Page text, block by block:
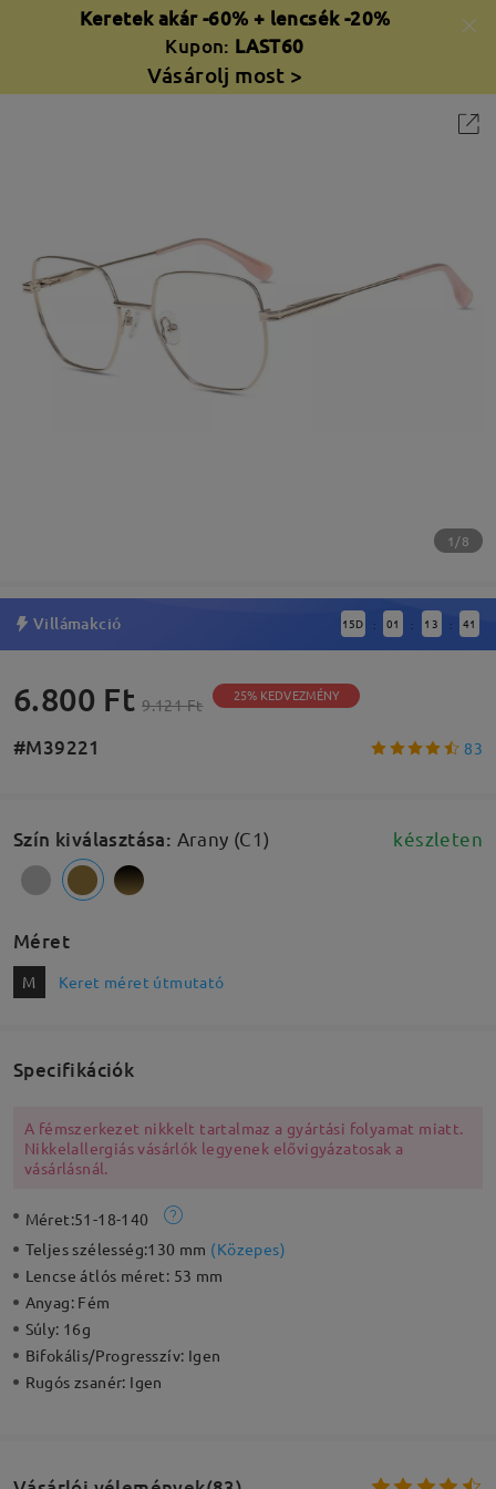
Keretek akár -60% + lencsék -20%
Kupon: LAST60
Vásárolj most >
1/8
Villámakció 15D : 01 : 13 : 40
6.800 Ft 9.121 Ft 25% KEDVEZMÉNY
#M39221 83
Szín kiválasztása: Arany (C1) készleten
Méret
M Keret méret útmutató
Specifikációk
A fémszerkezet nikkelt tartalmaz a gyártási folyamat miatt.
Nikkelallergiás vásárlók legyenek elővigyázatosak a
vásárlásnál.
Méret:51-18-140
Teljes szélesség:130 mm (Közepes)
Lencse átlós méret: 53 mm
Anyag: Fém
Súly: 16g
Bifokális/Progresszív: Igen
Rugós zsanér: Igen